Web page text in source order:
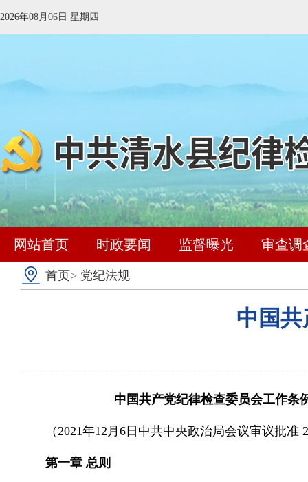
2026年08月06日 星期四
网站首页 时政要闻 监督曝光 审查调
首页> 党纪法规
中国
中国共产党纪律检查委员会工作条
（2021年12月6日中共中央政治局会议审议批准
第一章 总则